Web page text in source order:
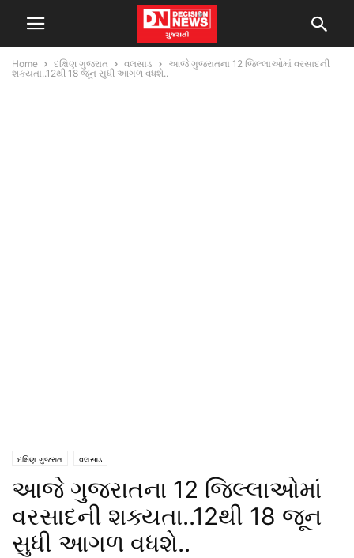
Home દક્ષિણ ગુજરાત વલસાડ
આજે ગુજરાતના 12 જિલ્લાઓમાં વરસાદની
શક્યતા..12થી 18 જૂન સુધી આગળ વધશે..
દક્ષિણ ગુજરાત વલસાડ
આજે ગુજરાતના 12 જિલ્લાઓમાં
વરસાદની શક્યતા..12થી 18 જૂન
સુધી આગળ વધશે..